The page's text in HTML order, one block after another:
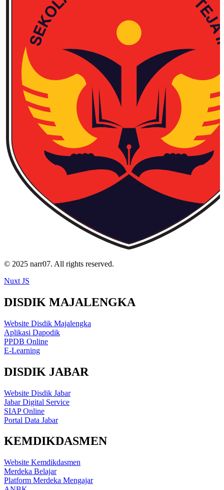
© 2025 narr07. All rights reserved.
Nuxt JS
DISDIK MAJALENGKA
Website Disdik Majalengka
Aplikasi Dapodik
PPDB Online
E-Learning
DISDIK JABAR
Website Disdik Jabar
Jabar Digital Service
SIAP Online
Portal Data Jabar
KEMDIKDASMEN
Website Kemdikdasmen
Merdeka Belajar
Platform Merdeka Mengajar